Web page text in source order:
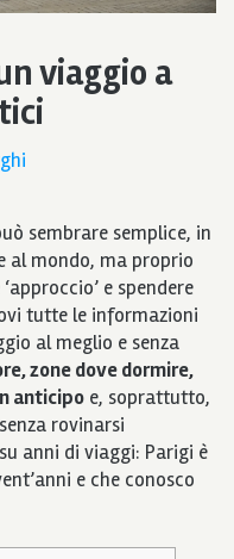
viaggio a
sembrare semplice, in
al mondo, ma proprio
e spendere
tutte le informazioni
al meglio e senza
zone dove dormire,
anticipo e, soprattutto,
rovinarsi
anni di viaggi: Parigi è
e che conosco